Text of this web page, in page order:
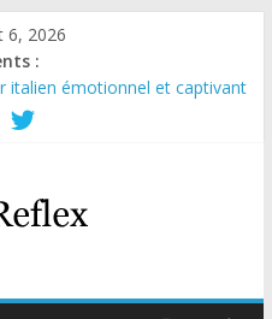
6, 2026
:
italien émotionnel et captivant
série suédoise sur Netflix
d’un film érotique devenu
avec Takeru Satō
qui séduira les fans de